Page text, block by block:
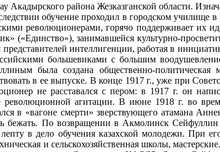
района Жезказганской области.
обучение проходил в городском училище
революционерами, горячо поддерживает их
занимавшейся культурно-
интеллигенции, работая в
большевиками с большим
была создана общественно-политическая
в ее выпуске. В конце 1917 г., уже при
не расставался с пером: в 1917 г. он
агитации. В июне 1918 г. во
в «вагоне смерти» зверствующего атамана
По возвращении в Акмолинск Сейфуллин
в дело обучения казахской молодежи. При
и сельскохозяйственная школы,